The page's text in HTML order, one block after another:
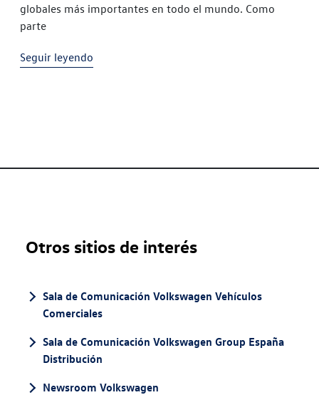
globales más importantes en todo el mundo. Como
parte
Seguir leyendo
Otros sitios de interés
Sala de Comunicación Volkswagen Vehículos
Comerciales
Sala de Comunicación Volkswagen Group España
Distribución
Newsroom Volkswagen